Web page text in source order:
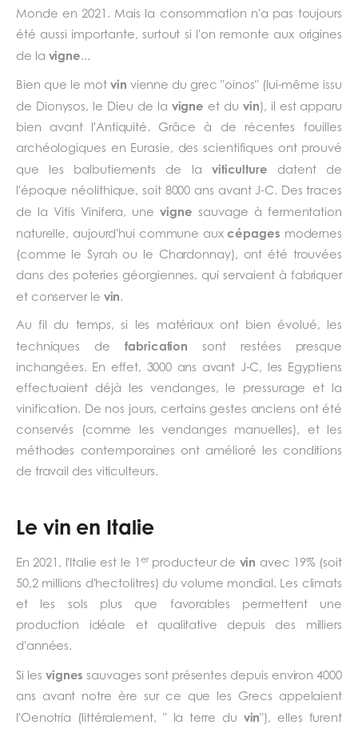
Monde en 2021. Mais la consommation n'a pas toujours
été aussi importante, surtout si l'on remonte aux origines
de la vigne...
Bien que le mot vin vienne du grec "oinos" (lui-même issu
de Dionysos, le Dieu de la vigne et duvin), il est apparu
bien avant l'Antiquité. Grâce à de récentes fouilles
archéologiques en Eurasie, des scientifiques ont prouvé
que les balbutiements de la viticulture datent de
l'époque néolithique, soit 8000 ans avant J-C. Des traces
de la Vitis Vinifera, unevigne sauvage à fermentation
naturelle, aujourd'hui commune auxcépages modernes
(comme le Syrah ou le Chardonnay), ont été trouvées
dans des poteries géorgiennes, qui servaient à fabriquer
et conserver le vin.
Au fil du temps, si les matériaux ont bien évolué, les
techniques defabrication sont restées presque
inchangées. En effet, 3000 ans avant J-C, les Egyptiens
effectuaient déjà les vendanges, le pressurage et la
vinification. De nos jours, certains gestes anciens ont été
conservés (comme les vendanges manuelles), et les
méthodes contemporaines ont amélioré les conditions
de travail des viticulteurs.
Le vin en Italie
En 2021, l'Italie est le 1erproducteur de vin avec 19% (soit
50,2 millions d'hectolitres) du volume mondial. Les climats
et les sols plus que favorables permettent une
production idéale et qualitative depuis des milliers
d'années.
Si les vignes sauvages sont présentes depuis environ 4000
ans avant notre ère sur ce que les Grecs appelaient
l'Oenotria (littéralement, " la terre du vin"), elles furent